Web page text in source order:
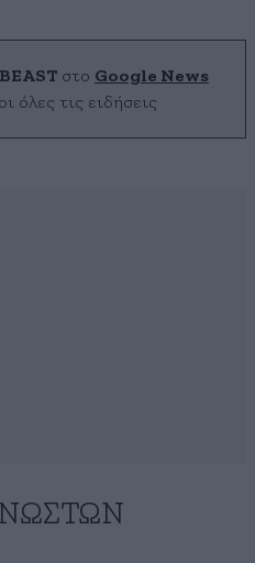
στο Google News
όλες τις ειδήσεις